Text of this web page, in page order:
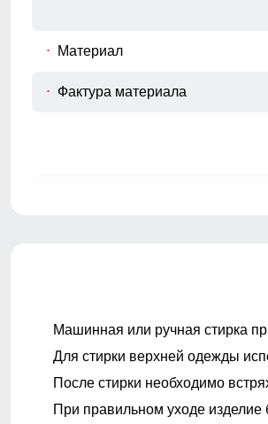
Материал
Фактура материала
Декоративные элементы
Внутренние швы
Машинная или ручная стирка
Для стирки верхней одежды
После стирки необходимо
При правильном уходе изделие